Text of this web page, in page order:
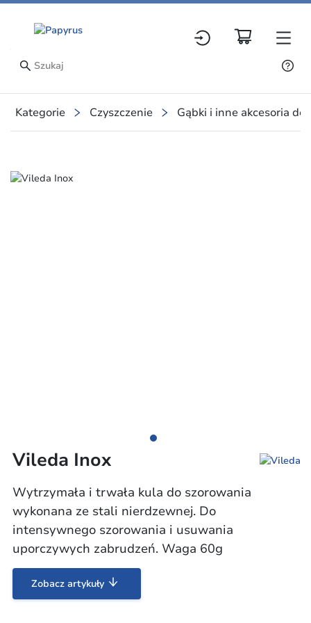
Kategorie Czyszczenie Gąbki i inne akcesoria do
Slide 1 of 1
Vileda Inox
Wytrzymała i trwała kula do szorowania
wykonana ze stali nierdzewnej. Do
intensywnego szorowania i usuwania
uporczywych zabrudzeń. Waga 60g
Zobacz artykuły